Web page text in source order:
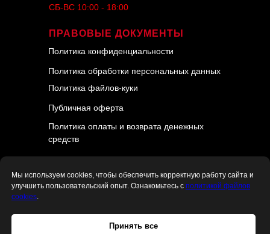
ПРАВОВЫЕ ДОКУМЕНТЫ
Политика оплаты и возврата денежных
средств
Публичная оферта
Политика файлов-куки
Политика обработки персональных данных
Политика конфиденциальности
СБ-ВС 10:00 - 18:00
Разработка и
Мы используем cookies, чтобы обеспечить корректную работу сайта и
улучшить пользовательский опыт. Ознакомьтесь с политикой файлов
cookies.
Принять все